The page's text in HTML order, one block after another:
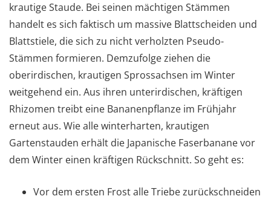
krautige Staude. Bei seinen mächtigen Stämmen
handelt es sich faktisch um massive Blattscheiden und
Blattstiele, die sich zu nicht verholzten Pseudo-
Stämmen formieren. Demzufolge ziehen die
oberirdischen, krautigen Sprossachsen im Winter
weitgehend ein. Aus ihren unterirdischen, kräftigen
Rhizomen treibt eine Bananenpflanze im Frühjahr
erneut aus. Wie alle winterharten, krautigen
Gartenstauden erhält die Japanische Faserbanane vor
dem Winter einen kräftigen Rückschnitt. So geht es:
Vor dem ersten Frost alle Triebe zurückschneiden